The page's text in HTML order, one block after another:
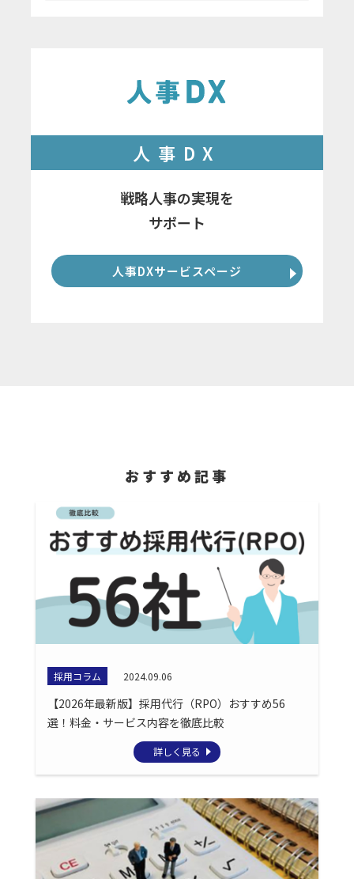
人事DX
戦略人事の実現を
サポート
人事DXサービスページ
おすすめ記事
採用コラム 2024.09.06
【2026年最新版】採用代行（RPO）おすすめ56
選！料金・サービス内容を徹底比較
詳しく見る